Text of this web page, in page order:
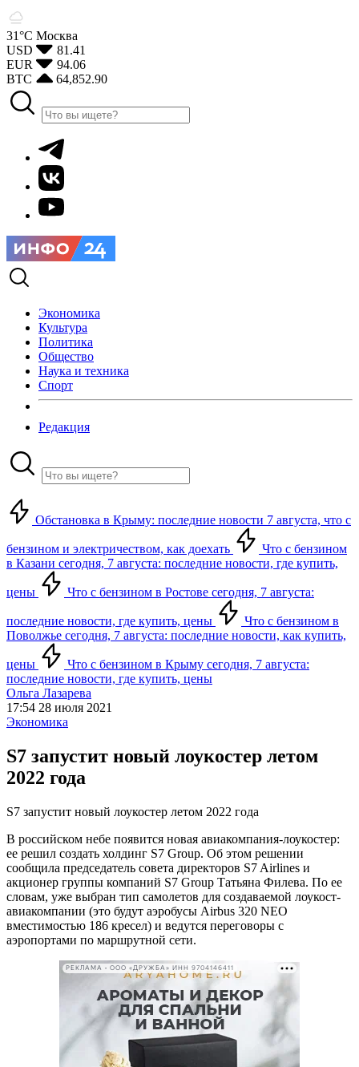
31°С Москва
USD
81.41
EUR
94.06
BTC
64,852.90
Экономика
Культура
Политика
Общество
Наука и техника
Спорт
Редакция
Обстановка в Крыму: последние новости 7 августа, что с
бензином и электричеством, как доехать
Что с бензином
в Казани сегодня, 7 августа: последние новости, где купить,
цены Что с бензином в Ростове сегодня, 7 августа:
последние новости, где купить, цены
Что с бензином в
Поволжье сегодня, 7 августа: последние новости, как купить,
цены
Что с бензином в Крыму сегодня, 7 августа:
последние новости, где купить, цены
Ольга Лазарева
17:54 28 июля 2021
Экономика
S7 запустит новый лоукостер летом
2022 года
S7 запустит новый лоукостер летом 2022 года
В российском небе появится новая авиакомпания-лоукостер:
ее решил создать холдинг S7 Group. Об этом решении
сообщила председатель совета директоров S7 Airlines и
акционер группы компаний S7 Group Татьяна Филева. По ее
словам, уже выбран тип самолетов для создаваемой лоукост-
авиакомпании (это будут аэробусы Airbus 320 NEO
вместимостью 186 кресел) и ведутся переговоры с
аэропортами по маршрутной сети.
РЕКЛАМА • ООО «ДРУЖБА» ИНН 9704146411